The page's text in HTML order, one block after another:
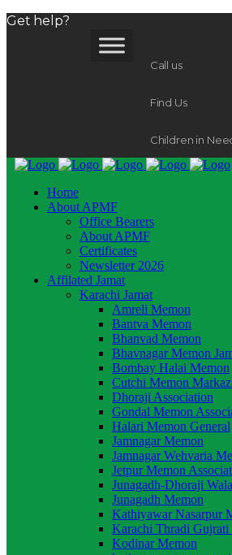
Get help?
Call us
Find Us
Children in
Home
About APMF
Office Bearers
About APMF
Certificates
Newsletter 2026
Affilated Jamat
Karachi Jamat
Amreli Memon
Bantva Memon
Bhanvad Memon
Bhavnagar Memon
Bombay Halai Memon
Cutchi Memon
Dhoraji Association
Gondal Memon
Halari Memon General
Jamnagar Memon
Jamnagar Wehvaria
Jetpur Memon
Junagadh-Dhoraji
Junagadh Memon
Kathiyawar Nasarpur
Karachi Thradi Gujrati
Kodinar Memon